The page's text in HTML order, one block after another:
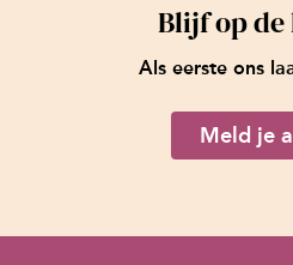
Blijf op de
Als eerste ons
Meld je